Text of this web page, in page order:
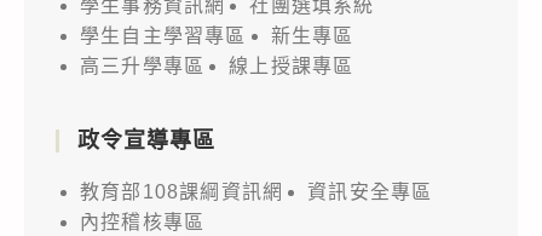
學生事務資訊網
社團選填系統
學生自主學習專區
新生專區
高三升學專區
線上授課專區
政令宣導專區
教育部108課綱資訊網
資訊安全專區
內控稽核專區